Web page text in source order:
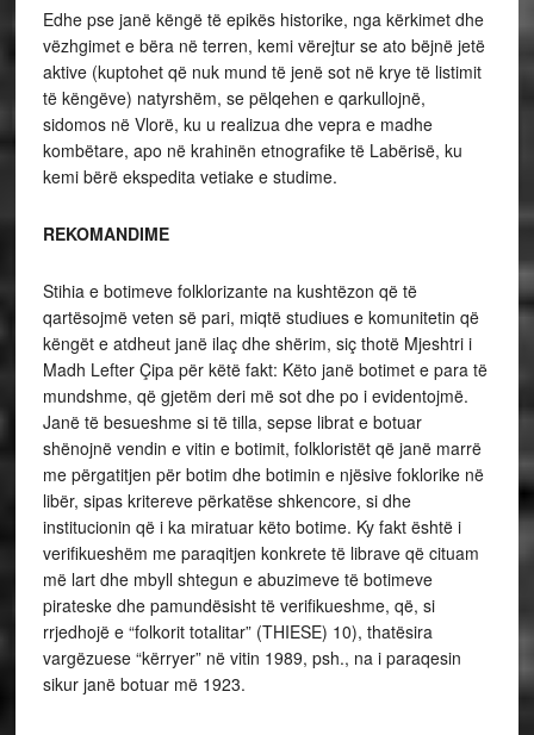
Edhe pse janë këngë të epikës historike, nga kërkimet dhe
vëzhgimet e bëra në terren, kemi vërejtur se ato bëjnë jetë
aktive (kuptohet që nuk mund të jenë sot në krye të listimit
të këngëve) natyrshëm, se pëlqehen e qarkullojnë,
sidomos në Vlorë, ku u realizua dhe vepra e madhe
kombëtare, apo në krahinën etnografike të Labërisë, ku
kemi bërë ekspedita vetiake e studime.
REKOMANDIME
Stihia e botimeve folklorizante na kushtëzon që të
qartësojmë veten së pari, miqtë studiues e komunitetin që
këngët e atdheut janë ilaç dhe shërim, siç thotë Mjeshtri i
Madh Lefter Çipa për këtë fakt: Këto janë botimet e para të
mundshme, që gjetëm deri më sot dhe po i evidentojmë.
Janë të besueshme si të tilla, sepse librat e botuar
shënojnë vendin e vitin e botimit, folkloristët që janë marrë
me përgatitjen për botim dhe botimin e njësive foklorike në
libër, sipas kritereve përkatëse shkencore, si dhe
institucionin që i ka miratuar këto botime. Ky fakt është i
verifikueshëm me paraqitjen konkrete të librave që cituam
më lart dhe mbyll shtegun e abuzimeve të botimeve
pirateske dhe pamundësisht të verifikueshme, që, si
rrjedhojë e “folkorit totalitar” (THIESE) 10), thatësira
vargëzuese “kërryer” në vitin 1989, psh., na i paraqesin
sikur janë botuar më 1923.